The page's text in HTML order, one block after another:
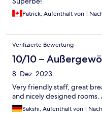
Patrick, Aufenthalt von 1
Verifizierte Bewertung
10/10 –
8. Dez. 2023
Very friendly staff, great
and nicely designed
Sakshi, Aufenthalt von 1